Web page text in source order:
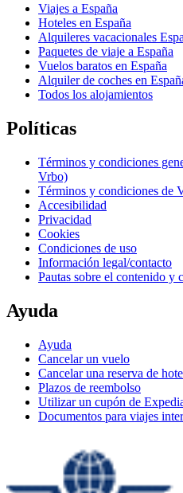
Viajes a España
Hoteles en España
Alquileres vacacionales
Paquetes de viaje a España
Vuelos baratos en España
Alquiler de coches en
Todos los alojamientos
Políticas
Términos y condiciones
Vrbo)
Términos y condiciones de
Accesibilidad
Privacidad
Cookies
Condiciones de uso
Información legal/contacto
Pautas sobre el contenido y
Ayuda
Ayuda
Cancelar un vuelo
Cancelar una reserva de
Plazos de reembolso
Utilizar un cupón de
Documentos para viajes